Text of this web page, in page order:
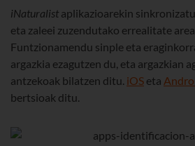
iNaturalist aplikazioarekin
eta zaleei zuzendutako errealitate
Funtzionamendu sinple eta
argazkia ezagutzen du, eta argazkian
antzekoak bilatzen ditu. iOS eta
bertsioak ditu.